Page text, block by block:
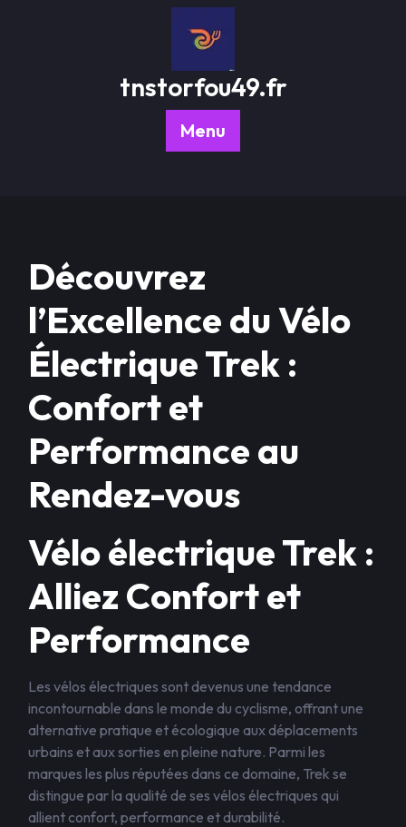
tnstorfou49.fr
Menu
Découvrez
l’Excellence du Vélo
Électrique Trek :
Confort et
Performance au
Rendez-vous
Vélo électrique Trek :
Alliez Confort et
Performance
Les vélos électriques sont devenus une tendance
incontournable dans le monde du cyclisme, offrant une
alternative pratique et écologique aux déplacements
urbains et aux sorties en pleine nature. Parmi les
marques les plus réputées dans ce domaine, Trek se
distingue par la qualité de ses vélos électriques qui
allient confort, performance et durabilité.